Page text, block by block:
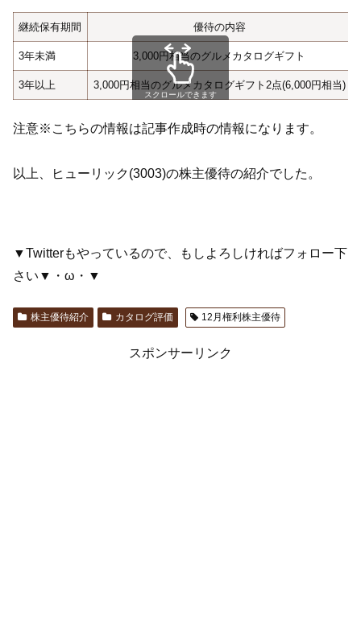
継続保有期間 優待の内容
3年未満 3,000円相当のグルメカタログギフト
3年以上 3,000円相当のグルメカタログギフト2点(6,000円相当)
スクロールできます
注意※こちらの情報は記事作成時の情報になります。
以上、ヒューリック(3003)の株主優待の紹介でした。
▼Twitterもやっているので、もしよろしければフォロー下
さい▼・ω・▼
株主優待紹介 カタログ評価 12月権利株主優待
スポンサーリンク